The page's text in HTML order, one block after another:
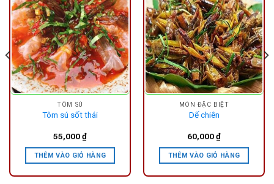
TÔM SÚ
Tôm sú sốt thái
55,000₫
THÊM VÀO GIỎ HÀNG
MÓN ĐẶC BIỆT
Dế chiên
60,000₫
THÊM VÀO GIỎ HÀNG